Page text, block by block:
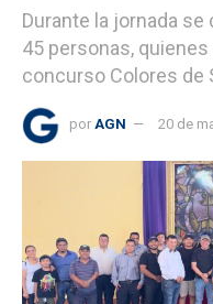
Durante la jornada
45 personas,
concurso Colores de
por AGN 20 de